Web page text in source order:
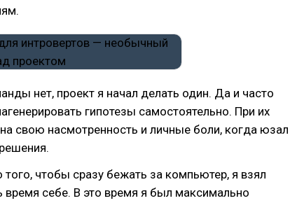
нет, проект я начал делать один. Да и часто
гипотезы самостоятельно. При их
свою насмотренность и личные боли, когда юзал
того, чтобы сразу бежать за компьютер, я взял
время себе. В это время я был максимально